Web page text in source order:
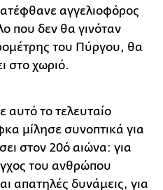
αγγελιοφόρος
που δεν θα γινόταν
του Πύργου, θα
στο χωριό.
αυτό το τελευταίο
μίλησε συνοπτικά για
στον 20ό αιώνα: για
του ανθρώπου
απατηλές δυνάμεις, για